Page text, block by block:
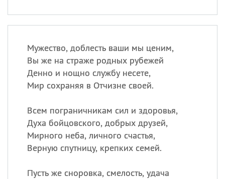
Мужество, доблесть ваши мы ценим,
Вы же на страже родных рубежей
Денно и нощно службу несете,
Мир сохраняя в Отчизне своей.
Всем пограничникам сил и здоровья,
Духа бойцовского, добрых друзей,
Мирного неба, личного счастья,
Верную спутницу, крепких семей.
Пусть же сноровка, смелость, удача